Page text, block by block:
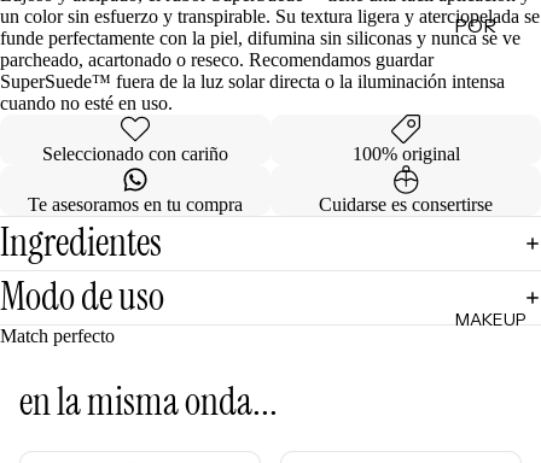
Makeup
Hair
Minis
Care
Todos
POR
ORÍA
oras
Mists
ntos -
MAKEUP
un color sin esfuerzo y transpirable. Su textura ligera y aterciopelada se
funde perfectamente con la piel, difumina sin siliconas y nunca se ve
parcheado, acartonado o reseco. Recomendamos guardar
SuperSuede™ fuera de la luz solar directa o la iluminación intensa
cuando no esté en uso.
Seleccionado con cariño 100% original
Te asesoramos en tu compra Cuidarse es consertirse
Ingredientes
Modo de uso
Match perfecto
en la misma onda...